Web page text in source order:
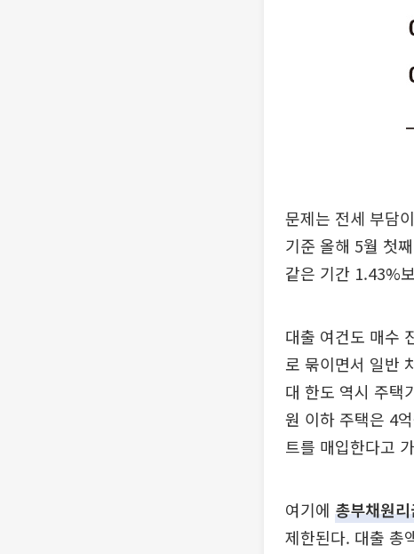
문제는 전세 부담
기준 올해 5월 첫
같은 기간 1.43%
대출 여건도 매수
로 묶이면서 일반
대 한도 역시 주택
원 이하 주택은 4
트를 매입한다고
여기에 총부채원
제한된다. 대출 총